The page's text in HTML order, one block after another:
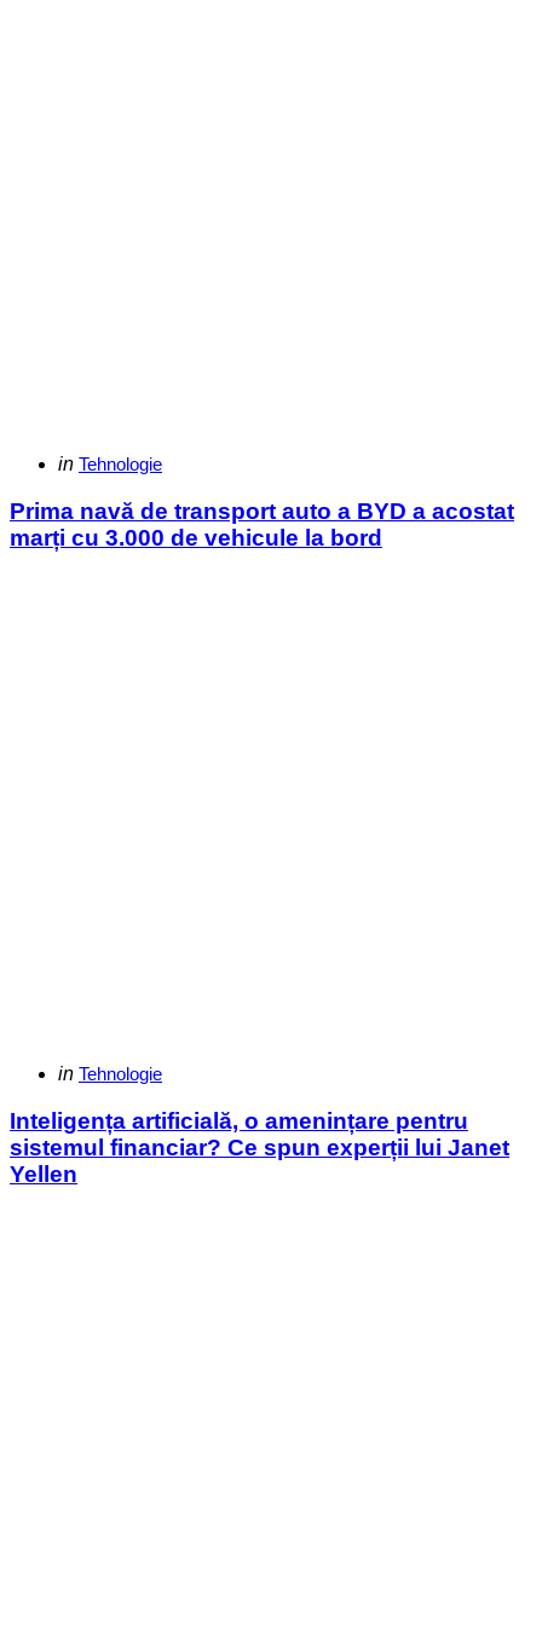
Categories
Posted
in Tehnologie
Prima navă de transport auto a BYD a acostat
marți cu 3.000 de vehicule la bord
Categories
Posted
in Tehnologie
Inteligența artificială, o amenințare pentru
sistemul financiar? Ce spun experții lui Janet
Yellen